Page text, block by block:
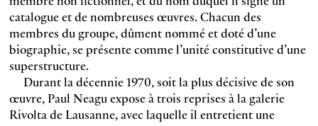
catalogue et de nombreuses œuvres. Chacun des
membres du groupe, dûment nommé et doté d’une
biographie, se présente comme l’unité constitutive d’une
superstructure.
Durant la décennie 1970, soit la plus décisive de son
œuvre, Paul Neagu expose à trois reprises à la galerie
Rivolta de Lausanne, avec laquelle il entretient une